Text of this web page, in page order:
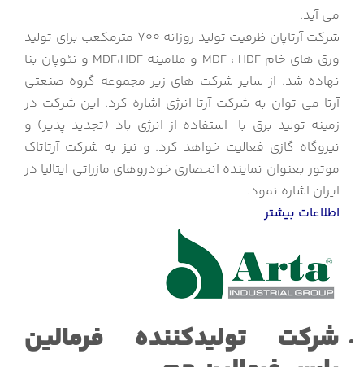
می آید.
شرکت آرتاپان ظرفیت تولید روزانه 700 مترمکعب برای تولید
ورق های خام MDF ، HDF و ملامینه MDF،HDF و نئوپان بنا
نهاده شد. از سایر شرکت های زیر مجموعه گروه صنعتی
آرتا می توان به شرکت آرتا انرژی اشاره کرد. این شرکت در
زمینه تولید برق با استفاده از انرژی باد (تجدید پذیر) و
نیروگاه گازی فعالیت خواهد کرد. و نیز به شرکت آرتاتاک
موتور بعنوان نماینده انحصاری خودروهای مازراتی ایتالیا در
ایران اشاره نمود.
اطلاعات بیشتر
شرکت تولیدکننده فرمالین